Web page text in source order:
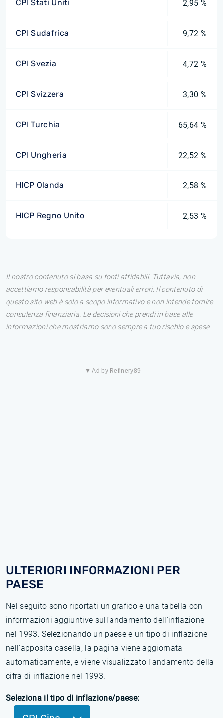
CPI Stati Uniti 2,95 %
CPI Sudafrica 9,72 %
CPI Svezia 4,72 %
CPI Svizzera 3,30 %
CPI Turchia 65,64 %
CPI Ungheria 22,52 %
HICP Olanda 2,58 %
HICP Regno Unito 2,53 %
Il nostro contenuto si basa su fonti affidabili. Tuttavia, non
accettiamo responsabilità per eventuali errori. Il contenuto di
questo sito web è solo a scopo informativo e non intende fornire
consulenza finanziaria. Le decisioni che prendi in base alle
informazioni che mostriamo sono sempre a tuo rischio e spese.
▼ Ad by Refinery89
ULTERIORI INFORMAZIONI PER
PAESE
Nel seguito sono riportati un grafico e una tabella con
informazioni aggiuntive sull'andamento dell'inflazione
nel 1993. Selezionando un paese e un tipo di inflazione
nell'apposita casella, la pagina viene aggiornata
automaticamente, e viene visualizzato l'andamento della
cifra di inflazione nel 1993.
Seleziona il tipo di inflazione/paese: